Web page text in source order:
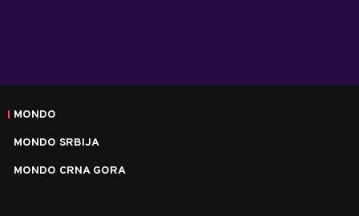
MONDO
MONDO SRBIJA
MONDO CRNA GORA